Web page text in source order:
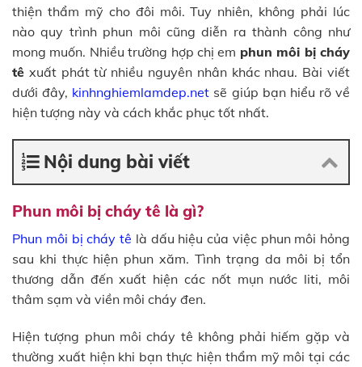
thiện thẩm mỹ cho đôi môi. Tuy nhiên, không phải lúc
nào quy trình phun môi cũng diễn ra thành công như
mong muốn. Nhiều trường hợp chị em phun môi bị cháy
tê xuất phát từ nhiều nguyên nhân khác nhau. Bài viết
dưới đây, kinhnghiemlamdep.net sẽ giúp bạn hiểu rõ về
hiện tượng này và cách khắc phục tốt nhất.
Nội dung bài viết
Phun môi bị cháy tê là gì?
Phun môi bị cháy tê là dấu hiệu của việc phun môi hỏng
sau khi thực hiện phun xăm. Tình trạng da môi bị tổn
thương dẫn đến xuất hiện các nốt mụn nước liti, môi
thâm sạm và viền môi cháy đen.
Hiện tượng phun môi cháy tê không phải hiếm gặp và
thường xuất hiện khi bạn thực hiện thẩm mỹ môi tại các